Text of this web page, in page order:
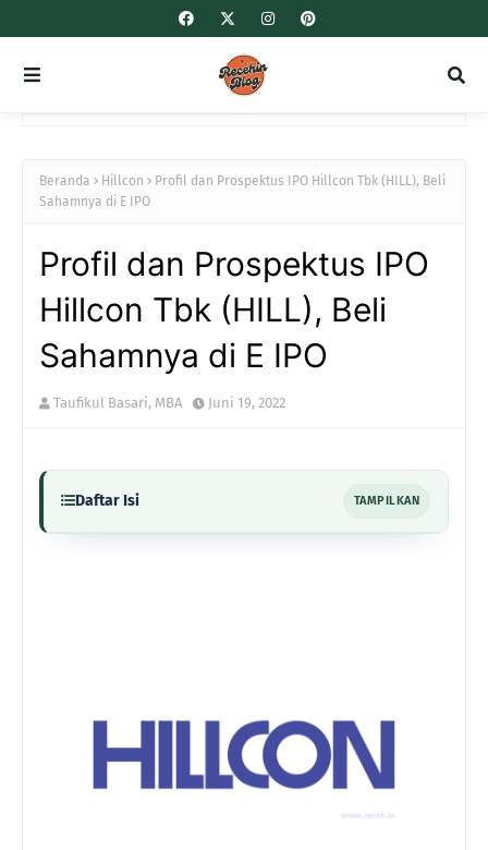
Beranda Hillcon
Profil dan Prospektus IPO Hillcon Tbk (HILL), Beli
Sahamnya di E IPO
Profil dan Prospektus IPO
Hillcon Tbk (HILL), Beli
Sahamnya di E IPO
Taufikul Basari, MBA Juni 19, 2022
Daftar Isi TAMPILKAN